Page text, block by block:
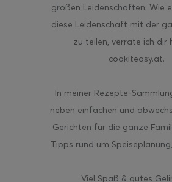
großen Leidenschaften. Wie
diese Leidenschaft mit der
zu teilen, verrate ich dir
cookiteasy.at.
In meiner Rezepte-
neben einfachen und
Gerichten für die ganze
Tipps rund um
Viel Spaß & gutes